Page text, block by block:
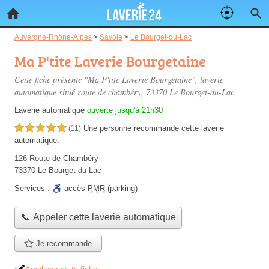
Auvergne-Rhône-Alpes > Savoie > Le Bourget-du-Lac
Ma P'tite Laverie Bourgetaine
Cette fiche présente "Ma P'tite Laverie Bourgetaine", laverie
automatique situé route de chambéry, 73370 Le Bourget-du-Lac.
Laverie automatique ouverte jusqu'à 21h30
5,0 étoiles sur 5 (11) Une personne recommande cette laverie
automatique.
126 Route de Chambéry
73370 Le Bourget-du-Lac
Services :
accès PMR (parking)
📞 Appeler cette laverie automatique
Je recommande